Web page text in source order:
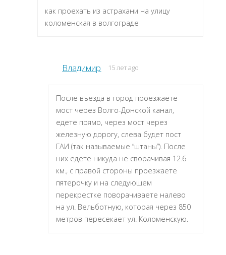
как проехать из астрахани на улицу
коломенская в волгограде
Владимир 15 лет ago
После въезда в город проезжаете
мост через Волго-Донской канал,
едете прямо, через мост через
железную дорогу, слева будет пост
ГАИ (так называемые “штаны”). После
них едете никуда не сворачивая 12.6
км., с правой стороны проезжаете
пятерочку и на следующем
перекрестке поворачиваете налево
на ул. Вельботную, которая через 850
метров пересекает ул. Коломенскую.